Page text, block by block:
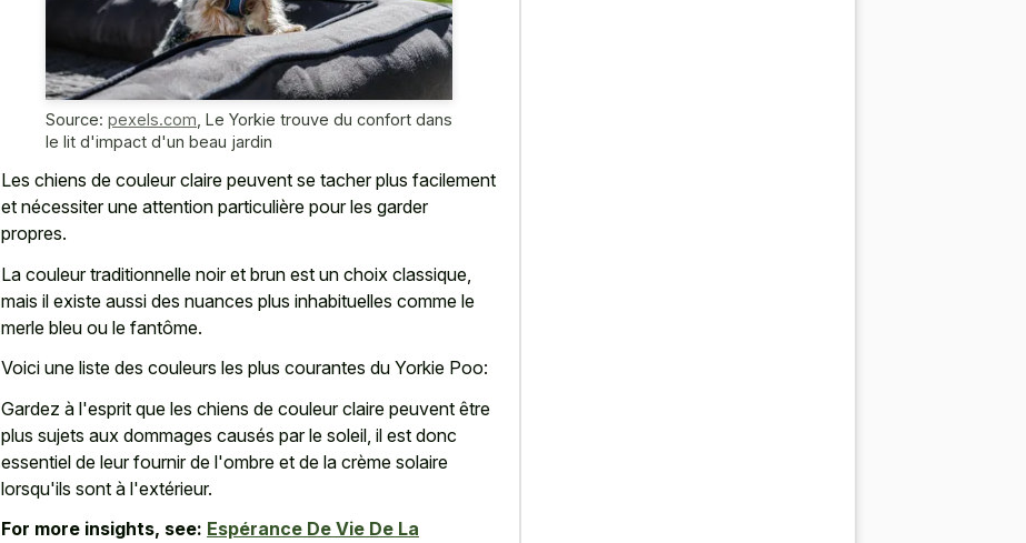
Source: pexels.com Le Yorkie trouve du confort dans
le lit d'impact d'un beau jardin
Les chiens de couleur claire peuvent se tacher plus facilement
et nécessiter une attention particulière pour les garder
propres.
La couleur traditionnelle noir et brun est un choix classique,
mais il existe aussi des nuances plus inhabituelles comme le
merle bleu ou le fantôme.
Voici une liste des couleurs les plus courantes du Yorkie Poo:
Gardez à l'esprit que les chiens de couleur claire peuvent être
plus sujets aux dommages causés par le soleil, il est donc
essentiel de leur fournir de l'ombre et de la crème solaire
lorsqu'ils sont à l'extérieur.
For more insights, see: Espérance De Vie De La